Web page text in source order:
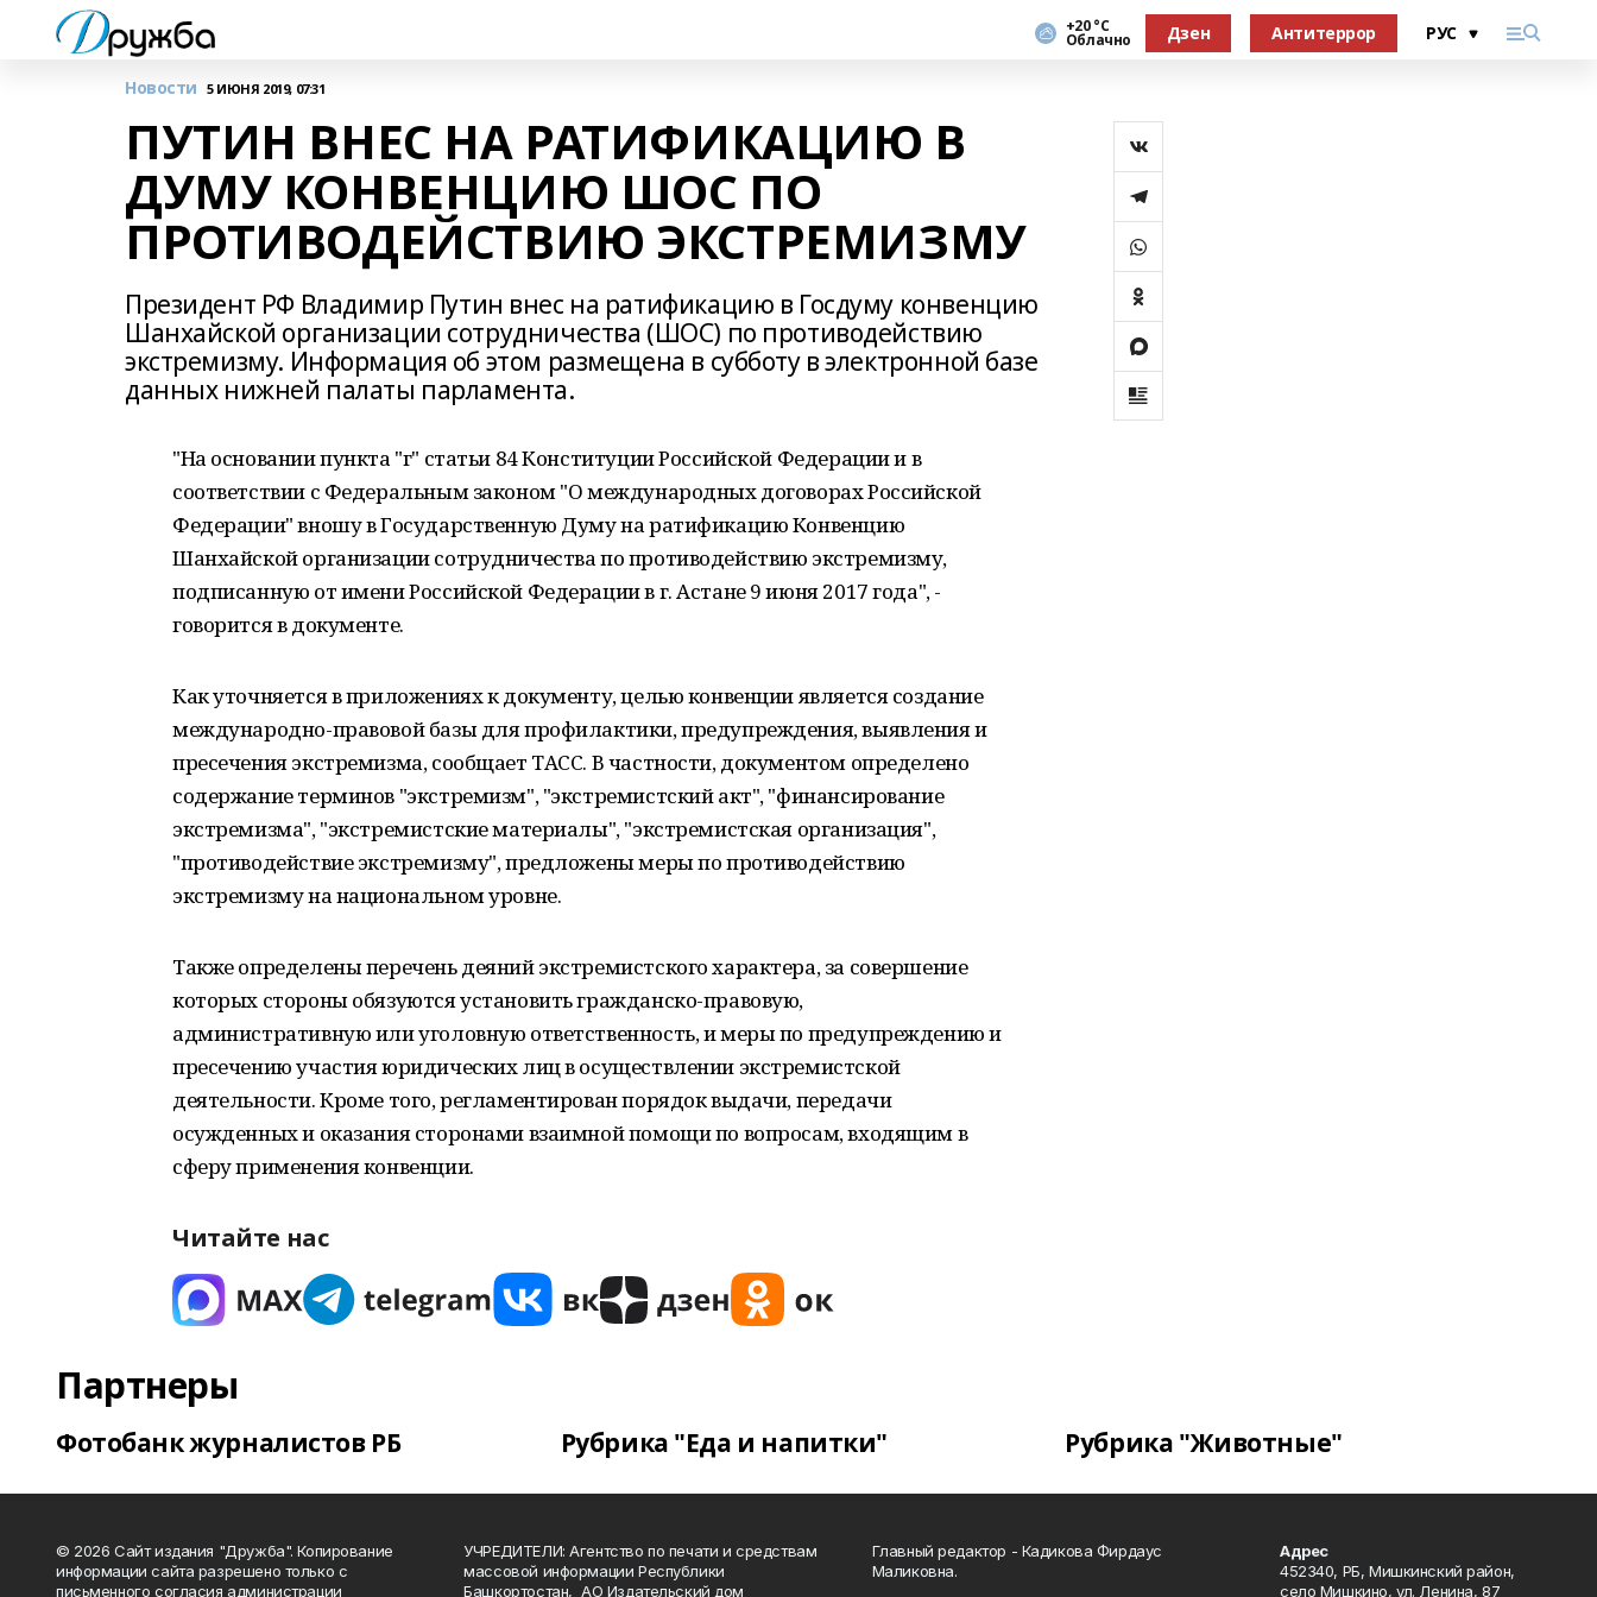
+20 °С
Облачно Дзен Антитеррор
Новости 5 ИЮНЯ 2019, 07:31
ПУТИН ВНЕС НА РАТИФИКАЦИЮ В
ДУМУ КОНВЕНЦИЮ ШОС ПО
ПРОТИВОДЕЙСТВИЮ ЭКСТРЕМИЗМУ
Президент РФ Владимир Путин внес на ратификацию в Госдуму конвенцию
Шанхайской организации сотрудничества (ШОС) по противодействию
экстремизму. Информация об этом размещена в субботу в электронной базе
данных нижней палаты парламента.
"На основании пункта "г" статьи 84 Конституции Российской Федерации и в
соответствии с Федеральным законом "О международных договорах Российской
Федерации" вношу в Государственную Думу на ратификацию Конвенцию
Шанхайской организации сотрудничества по противодействию экстремизму,
подписанную от имени Российской Федерации в г. Астане 9 июня 2017 года", -
говорится в документе.
Как уточняется в приложениях к документу, целью конвенции является создание
международно-правовой базы для профилактики, предупреждения, выявления и
пресечения экстремизма, сообщает ТАСС. В частности, документом определено
содержание терминов "экстремизм", "экстремистский акт", "финансирование
экстремизма", "экстремистские материалы", "экстремистская организация",
"противодействие экстремизму", предложены меры по противодействию
экстремизму на национальном уровне.
Также определены перечень деяний экстремистского характера, за совершение
которых стороны обязуются установить гражданско-правовую,
административную или уголовную ответственность, и меры по предупреждению и
пресечению участия юридических лиц в осуществлении экстремистской
деятельности. Кроме того, регламентирован порядок выдачи, передачи
осужденных и оказания сторонами взаимной помощи по вопросам, входящим в
сферу применения конвенции.
Читайте нас
Партнеры
Фотобанк журналистов РБ Рубрика "Еда и напитки" Рубрика "Животные"
© 2026 Сайт издания "Дружба". Копирование
информации сайта разрешено только с
письменного согласия администрации
УЧРЕДИТЕЛИ: Агентство по печати и средствам
массовой информации Республики
Башкортостан, АО Издательский дом
Главный редактор - Кадикова Фирдаус
Маликовна.
Адрес
452340, РБ, Мишкинский район,
село Мишкино, ул. Ленина, 87